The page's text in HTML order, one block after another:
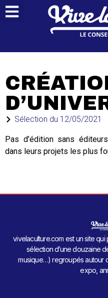
Sélection du 12/05/2021
Pas d’édition sans
dans leurs projets les plus
vivelaculture.com est un site
sélection d’une douzaine
musique…) regroupés autour
expo,